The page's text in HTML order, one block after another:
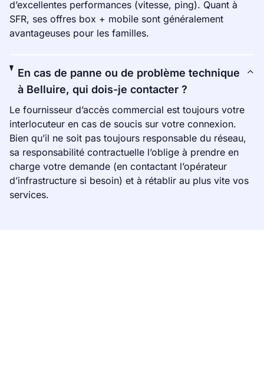
d’excellentes performances (vitesse, ping). Quant à
SFR, ses offres box + mobile sont généralement
avantageuses pour les familles.
En cas de panne ou de problème technique
à Belluire, qui dois-je contacter ?
Le fournisseur d’accès commercial est toujours votre
interlocuteur en cas de soucis sur votre connexion.
Bien qu’il ne soit pas toujours responsable du réseau,
sa responsabilité contractuelle l’oblige à prendre en
charge votre demande (en contactant l’opérateur
d’infrastructure si besoin) et à rétablir au plus vite vos
services.